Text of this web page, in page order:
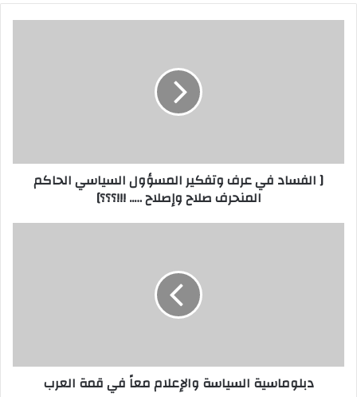
المنحرف
[ الفساد في عرف وتفكير المسؤول السياسي الحاكم
المنحرف صلاح وإصلاح ….. !!!؟؟؟]
دبلوماسية السياسة والإعلام معاً في قمة العرب